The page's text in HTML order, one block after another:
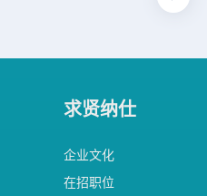
求贤纳仕
企业文化
在招职位